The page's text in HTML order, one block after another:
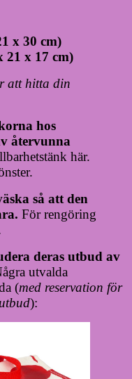
x 30 cm)
21 x 17 cm)
att hitta din
hos
återvunna
här.
så att den
För rengöring
deras utbud av
utvalda
(med reservation för
):